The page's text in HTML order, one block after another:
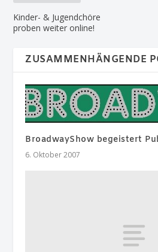
Kinder- & Jugendchöre
proben weiter online!
ZUSAMMENHÄNGENDE
BroadwayShow begeistert
6. Oktober 2007